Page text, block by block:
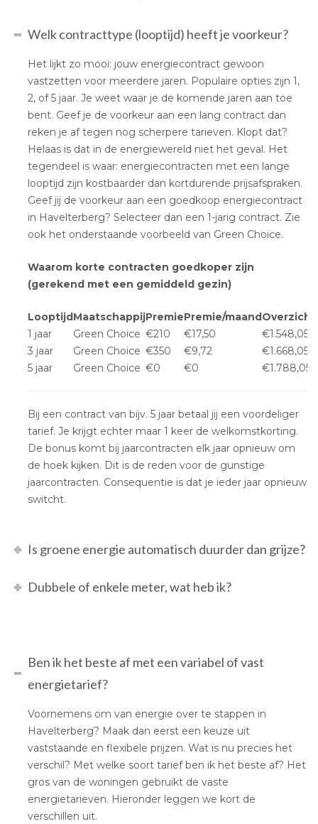
Welk contracttype (looptijd) heeft je voorkeur?
Het lijkt zo mooi: jouw energiecontract gewoon
vastzetten voor meerdere jaren. Populaire opties zijn 1,
2, of 5 jaar. Je weet waar je de komende jaren aan toe
bent. Geef je de voorkeur aan een lang contract dan
reken je af tegen nog scherpere tarieven. Klopt dat?
Helaas is dat in de energiewereld niet het geval. Het
tegendeel is waar: energiecontracten met een lange
looptijd zijn kostbaarder dan kortdurende prijsafspraken.
Geef jij de voorkeur aan een goedkoop energiecontract
in Havelterberg? Selecteer dan een 1-jarig contract. Zie
ook het onderstaande voorbeeld van Green Choice.
Waarom korte contracten goedkoper zijn
(gerekend met een gemiddeld gezin)
LooptijdMaatschappijPremiePremie/maandOverzicht
1 jaar
Green Choice €210 €17,50
€1.548,05
3 jaar
Green Choice €350 €9,72
€1.668,05
5 jaar
Green Choice €0 €0 €1.788,05
Bij een contract van bijv. 5 jaar betaal jij een voordeliger
tarief. Je krijgt echter maar 1 keer de welkomstkorting.
De bonus komt bij jaarcontracten elk jaar opnieuw om
de hoek kijken. Dit is de reden voor de gunstige
jaarcontracten. Consequentie is dat je ieder jaar opnieuw
switcht.
Is groene energie automatisch duurder dan grijze?
Dubbele of enkele meter, wat heb ik?
Ben ik het beste af met een variabel of vast
energietarief?
Voornemens om van energie over te stappen in
Havelterberg? Maak dan eerst een keuze uit
vaststaande en flexibele prijzen. Wat is nu precies het
verschil? Met welke soort tarief ben ik het beste af? Het
gros van de woningen gebruikt de vaste
energietarieven. Hieronder leggen we kort de
verschillen uit.